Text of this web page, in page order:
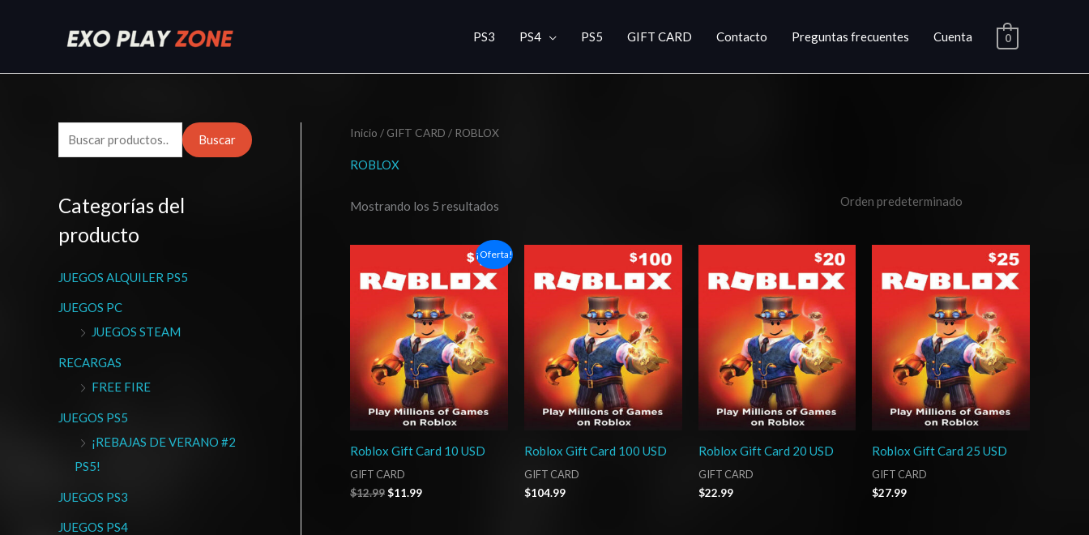
PS3 PS4 PS5 GIFT CARD Contacto Preguntas frecuentes Cuenta 0
u
c
a
p
o
Buscar
Categorías del
producto
JUEGOS ALQUILER PS5
JUEGOS PC
JUEGOS STEAM
RECARGAS
FREE FIRE
JUEGOS PS5
¡REBAJAS DE VERANO #2
PS5!
JUEGOS PS3
JUEGOS PS4
Inicio / GIFT CARD / ROBLOX
ROBLOX
Mostrando los 5 resultados
¡Oferta!
Roblox Gift Card 10 USD
GIFT CARD
$12.99
original
era:
$12.99.
$11.99
actual
es:
$11.99.
Roblox Gift Card 100 USD
GIFT CARD
$104.99
Roblox Gift Card 20 USD
GIFT CARD
$22.99
Roblox Gift Card 25 USD
GIFT CARD
$27.99